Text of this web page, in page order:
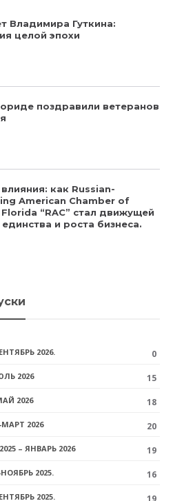
Владимира Гуткина:
целой эпохи
поздравили ветеранов
влияния: как Russian-
American Chamber of
“RAC” стал движущей
и роста бизнеса.
2026. 0
2026 15
2026 18
2026 20
– ЯНВАРЬ 2026 19
2025. 16
2025. 19